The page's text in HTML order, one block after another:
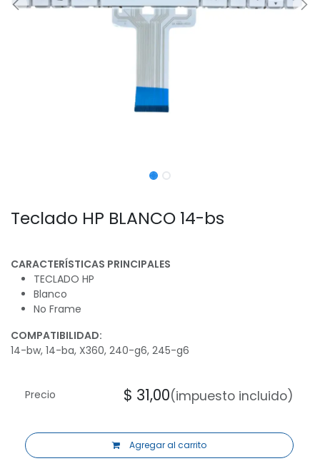
Teclado HP BLANCO 14-bs
CARACTERÍSTICAS PRINCIPALES
TECLADO HP
Blanco
No Frame
COMPATIBILIDAD:
14-bw, 14-ba, X360, 240-g6, 245-g6
Agregar al carrito
Precio $ 31,00(impuesto incluido)